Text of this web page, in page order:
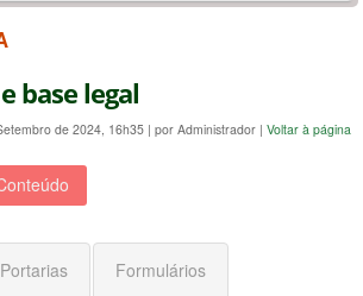
base legal
de 2024, 16h35 | por Administrador | Voltar à página
Portarias Formulários